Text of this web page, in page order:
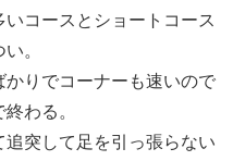
コースとショートコース
。
かりでコーナーも速いので
わる。
突して足を引っ張らない